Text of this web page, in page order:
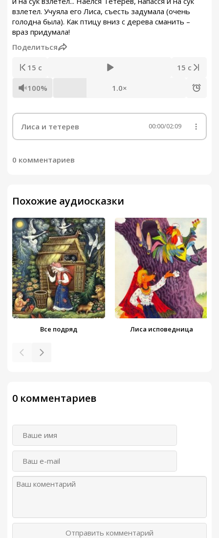
взлетел. Учуяла его Лиса, съесть задумала (очень
голодна была). Как птицу вниз с дерева сманить –
враз придумала!
Поделиться
15 с 15 с
100% 1.0×
Лиса и тетерев 00:00/02:09
0 комментариев
Похожие аудиосказки
Все подряд Лиса исповедница
0 комментариев
Отправить комментарий